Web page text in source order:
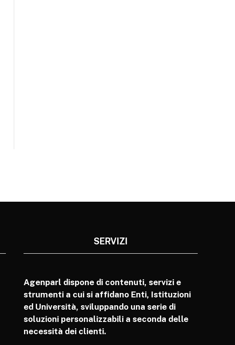
SERVIZI
Agenparl dispone di contenuti, servizi e
strumenti a cui si affidano Enti, Istituzioni
ed Università, sviluppando una serie di
soluzioni personalizzabili a seconda delle
necessità dei clienti.